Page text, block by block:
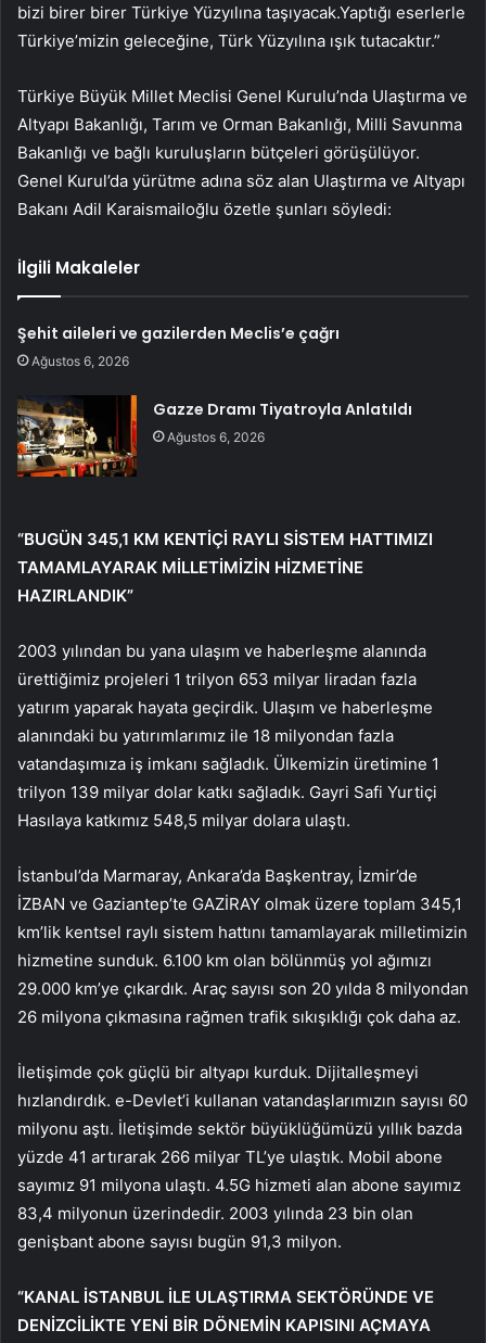
bizi birer birer Türkiye Yüzyılına taşıyacak.Yaptığı eserlerle
Türkiye’mizin geleceğine, Türk Yüzyılına ışık tutacaktır.”
Türkiye Büyük Millet Meclisi Genel Kurulu’nda Ulaştırma ve
Altyapı Bakanlığı, Tarım ve Orman Bakanlığı, Milli Savunma
Bakanlığı ve bağlı kuruluşların bütçeleri görüşülüyor.
Genel Kurul’da yürütme adına söz alan Ulaştırma ve Altyapı
Bakanı Adil Karaismailoğlu özetle şunları söyledi:
İlgili Makaleler
Şehit aileleri ve gazilerden Meclis’e çağrı
Ağustos 6, 2026
Gazze Dramı Tiyatroyla Anlatıldı
Ağustos 6, 2026
“BUGÜN 345,1 KM KENTİÇİ RAYLI SİSTEM HATTIMIZI
TAMAMLAYARAK MİLLETİMİZİN HİZMETİNE
HAZIRLANDIK”
2003 yılından bu yana ulaşım ve haberleşme alanında
ürettiğimiz projeleri 1 trilyon 653 milyar liradan fazla
yatırım yaparak hayata geçirdik. Ulaşım ve haberleşme
alanındaki bu yatırımlarımız ile 18 milyondan fazla
vatandaşımıza iş imkanı sağladık. Ülkemizin üretimine 1
trilyon 139 milyar dolar katkı sağladık. Gayri Safi Yurtiçi
Hasılaya katkımız 548,5 milyar dolara ulaştı.
İstanbul’da Marmaray, Ankara’da Başkentray, İzmir’de
İZBAN ve Gaziantep’te GAZİRAY olmak üzere toplam 345,1
km’lik kentsel raylı sistem hattını tamamlayarak milletimizin
hizmetine sunduk. 6.100 km olan bölünmüş yol ağımızı
29.000 km’ye çıkardık. Araç sayısı son 20 yılda 8 milyondan
26 milyona çıkmasına rağmen trafik sıkışıklığı çok daha az.
İletişimde çok güçlü bir altyapı kurduk. Dijitalleşmeyi
hızlandırdık. e-Devlet’i kullanan vatandaşlarımızın sayısı 60
milyonu aştı. İletişimde sektör büyüklüğümüzü yıllık bazda
yüzde 41 artırarak 266 milyar TL’ye ulaştık. Mobil abone
sayımız 91 milyona ulaştı. 4.5G hizmeti alan abone sayımız
83,4 milyonun üzerindedir. 2003 yılında 23 bin olan
genişbant abone sayısı bugün 91,3 milyon.
“KANAL İSTANBUL İLE ULAŞTIRMA SEKTÖRÜNDE VE
DENİZCİLİKTE YENİ BİR DÖNEMİN KAPISINI AÇMAYA